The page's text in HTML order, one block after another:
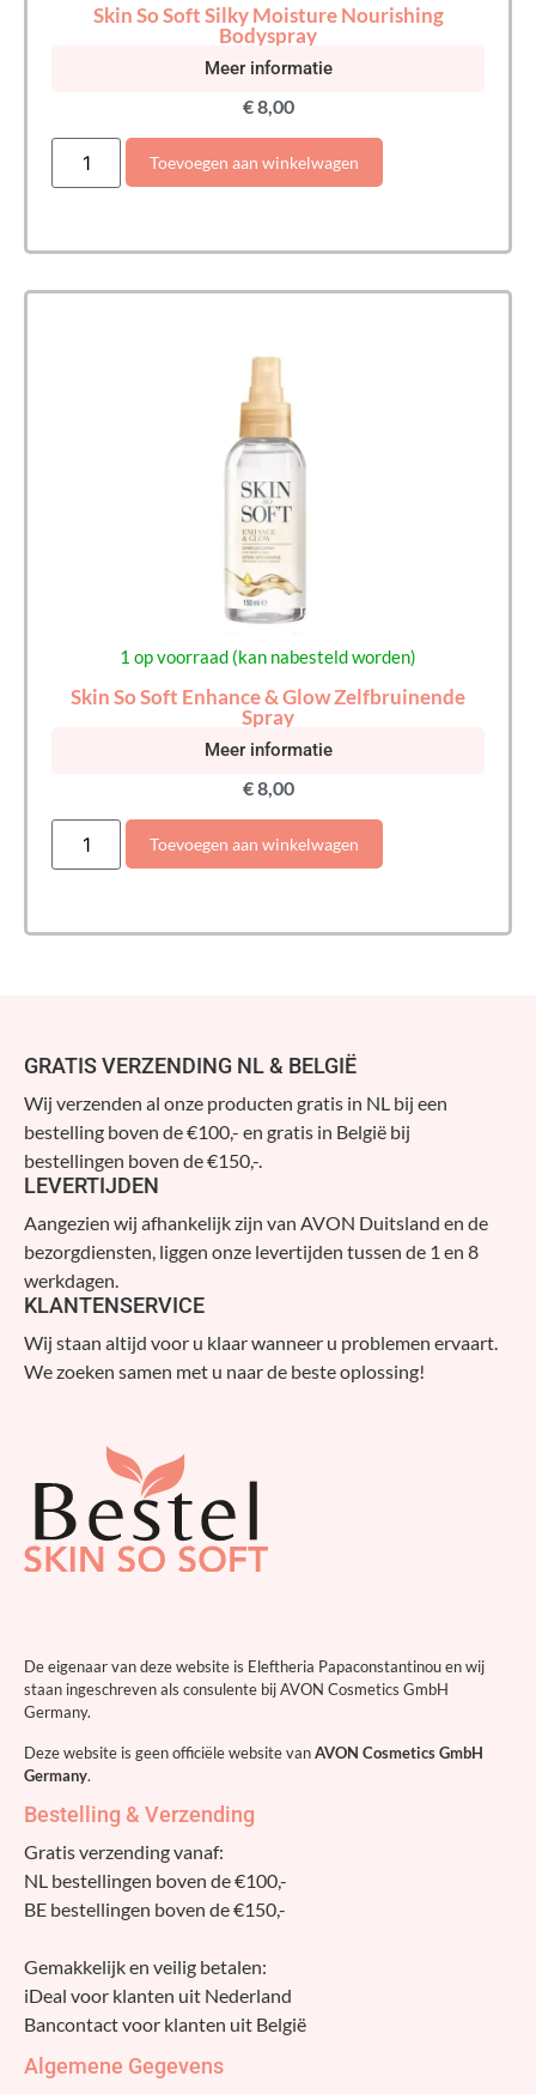
Skin So Soft Silky Moisture Nourishing
Bodyspray
Meer informatie
€8,00
Toevoegen aan winkelwagen
1 op voorraad (kan nabesteld worden)
Skin So Soft Enhance & Glow Zelfbruinende
Spray
Meer informatie
€8,00
Toevoegen aan winkelwagen
GRATIS VERZENDING NL & BELGIË
Wij verzenden al onze producten gratis in NL bij een
bestelling boven de €100,- en gratis in België bij
bestellingen boven de €150,-.
LEVERTIJDEN
Aangezien wij afhankelijk zijn van AVON Duitsland en de
bezorgdiensten, liggen onze levertijden tussen de 1 en 8
werkdagen.
KLANTENSERVICE
Wij staan altijd voor u klaar wanneer u problemen ervaart.
We zoeken samen met u naar de beste oplossing!
De eigenaar van deze website is Eleftheria Papaconstantinou en wij
staan ingeschreven als consulente bij AVON Cosmetics GmbH
Germany.
Deze website is geen officiële website vanAVON Cosmetics GmbH
Germany.
Bestelling & Verzending
Gratis verzending vanaf:
NL bestellingen boven de €100,-
BE bestellingen boven de €150,-
Gemakkelijk en veilig betalen:
iDeal voor klanten uit Nederland
Bancontact voor klanten uit België
Algemene Gegevens